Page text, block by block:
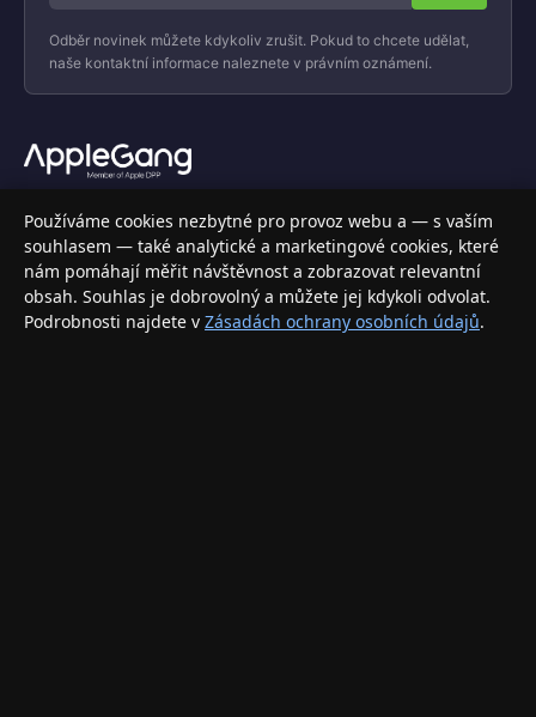
Odběr novinek můžete kdykoliv zrušit. Pokud to chcete udělat,
naše kontaktní informace naleznete v právním oznámení.
Váš specializovaný obchod s Apple produkty, příslušenstvím a
elektronikou. Nakupujte bezpečně a s jistotou.
INFORMACE
Doprava a doručení
Používáme cookies nezbytné pro provoz webu a — s vaším
souhlasem — také analytické a marketingové cookies, které
nám pomáhají měřit návštěvnost a zobrazovat relevantní
obsah. Souhlas je dobrovolný a můžete jej kdykoli odvolat.
Podrobnosti najdete v Zásadách ochrany osobních údajů.